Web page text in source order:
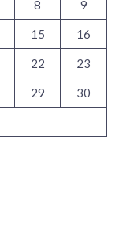
8 9
15 16
22 23
29 30